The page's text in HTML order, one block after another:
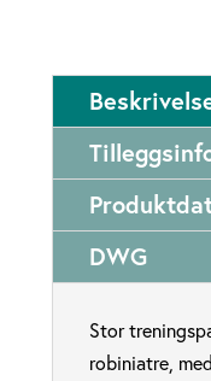
DWG
Stor
robiniatre,